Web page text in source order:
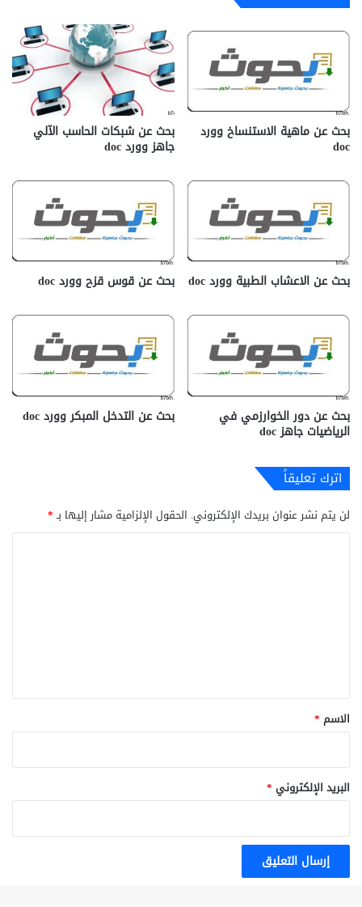
بحث عن ماهية الاستنساخ وورد
doc
بحث عن شبكات الحاسب الآلي
جاهز وورد doc
بحث عن الاعشاب الطبية وورد doc بحث عن قوس قزح وورد doc
بحث عن دور الخوارزمي في
الرياضيات جاهز doc‎
بحث عن التدخل المبكر وورد doc
اترك تعليقاً
لن يتم نشر عنوان بريدك الإلكتروني. الحقول الإلزامية مشار إليها بـ*
*
الاسم *
البريد الإلكتروني *